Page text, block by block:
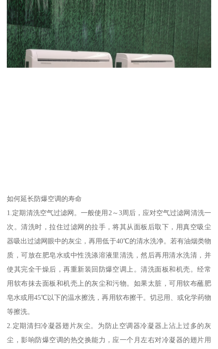
如何延长防爆空调的寿命
1.定期清洗空气过滤网。一般使用2～3周后，应对空气过滤网清洗一
次。清洗时，拉住过滤网的拉手，将其从面板后取下，用真空吸尘
器吸出过滤网眼中的灰尘，再用低于40℃的清水洗净。若有油烟类物
质，可放在肥皂水或中性洗涤溶液里清洗，然后再用清水洗清，并
使其完全干燥后，再重新装回防爆空调上。清洗面板和机壳。经常
用软布抹去面板和机壳上的灰尘和污物。如果太脏，可用软布蘸肥
皂水或用45℃以下的温水擦洗，再用软布擦干。切忌用、或化学药物
等擦洗。
2.定期清扫冷凝器翅片灰尘。为防止空调器冷凝器上沾上过多的灰
尘，影响防爆空调的热交换能力，应一个月左右对冷凝器的翅片用